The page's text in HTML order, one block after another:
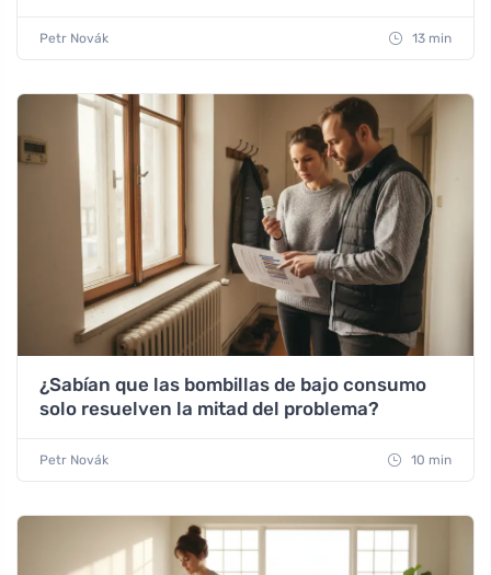
Petr Novák 13 min
¿Sabían que las bombillas de bajo consumo
solo resuelven la mitad del problema?
Petr Novák 10 min